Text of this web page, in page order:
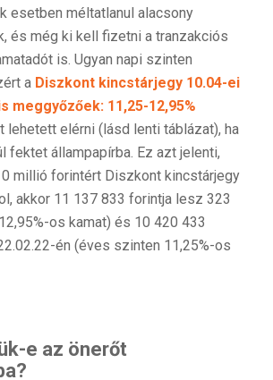
esetben méltatlanul alacsony
és még ki kell fizetni a tranzakciós
is. Ugyan napi szinten
a Diszkont kincstárjegy 10.04-ei
meggyőzőek: 11,25-12,95%
lehetett elérni (lásd lenti táblázat), ha
fektet állampapírba. Ez azt jelenti,
millió forintért Diszkont kincstárjegy
akkor 11 137 833 forintja lesz 323
os kamat) és 10 420 433
én (éves szinten 11,25%-os
e az önerőt